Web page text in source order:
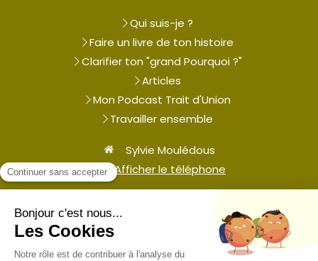
Qui suis-je ?
Faire un livre de ton histoire
Clarifier ton "grand Pourquoi ?"
Articles
Mon Podcast Trait d'Union
Travailler ensemble
Sylvie Moulédous
Afficher le téléphone
Plan du site
Mentions légales
Contacter Sylvie Moulédous